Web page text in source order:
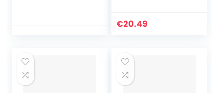
papier, hout
€20.49